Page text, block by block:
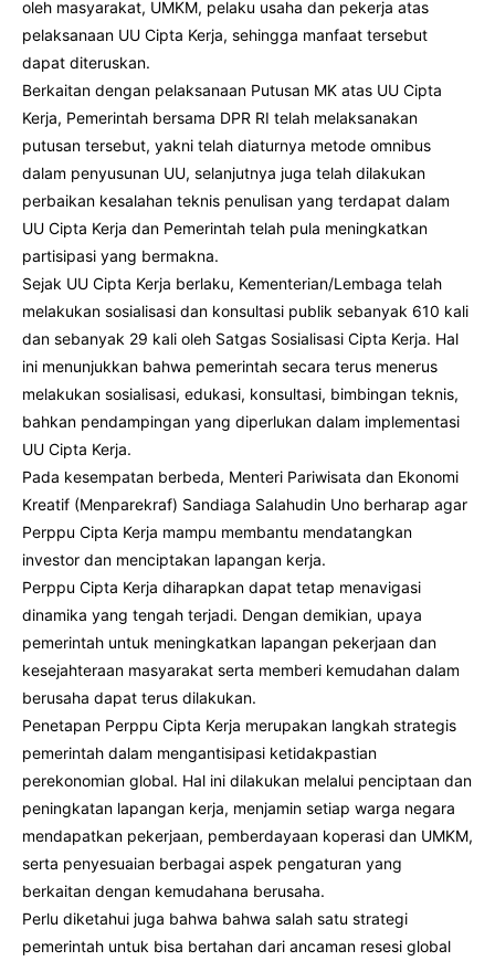
oleh masyarakat, UMKM, pelaku usaha dan pekerja atas
pelaksanaan UU Cipta Kerja, sehingga manfaat tersebut
dapat diteruskan.
Berkaitan dengan pelaksanaan Putusan MK atas UU Cipta
Kerja, Pemerintah bersama DPR RI telah melaksanakan
putusan tersebut, yakni telah diaturnya metode omnibus
dalam penyusunan UU, selanjutnya juga telah dilakukan
perbaikan kesalahan teknis penulisan yang terdapat dalam
UU Cipta Kerja dan Pemerintah telah pula meningkatkan
partisipasi yang bermakna.
Sejak UU Cipta Kerja berlaku, Kementerian/Lembaga telah
melakukan sosialisasi dan konsultasi publik sebanyak 610 kali
dan sebanyak 29 kali oleh Satgas Sosialisasi Cipta Kerja. Hal
ini menunjukkan bahwa pemerintah secara terus menerus
melakukan sosialisasi, edukasi, konsultasi, bimbingan teknis,
bahkan pendampingan yang diperlukan dalam implementasi
UU Cipta Kerja.
Pada kesempatan berbeda, Menteri Pariwisata dan Ekonomi
Kreatif (Menparekraf) Sandiaga Salahudin Uno berharap agar
Perppu Cipta Kerja mampu membantu mendatangkan
investor dan menciptakan lapangan kerja.
Perppu Cipta Kerja diharapkan dapat tetap menavigasi
dinamika yang tengah terjadi. Dengan demikian, upaya
pemerintah untuk meningkatkan lapangan pekerjaan dan
kesejahteraan masyarakat serta memberi kemudahan dalam
berusaha dapat terus dilakukan.
Penetapan Perppu Cipta Kerja merupakan langkah strategis
pemerintah dalam mengantisipasi ketidakpastian
perekonomian global. Hal ini dilakukan melalui penciptaan dan
peningkatan lapangan kerja, menjamin setiap warga negara
mendapatkan pekerjaan, pemberdayaan koperasi dan UMKM,
serta penyesuaian berbagai aspek pengaturan yang
berkaitan dengan kemudahana berusaha.
Perlu diketahui juga bahwa bahwa salah satu strategi
pemerintah untuk bisa bertahan dari ancaman resesi global